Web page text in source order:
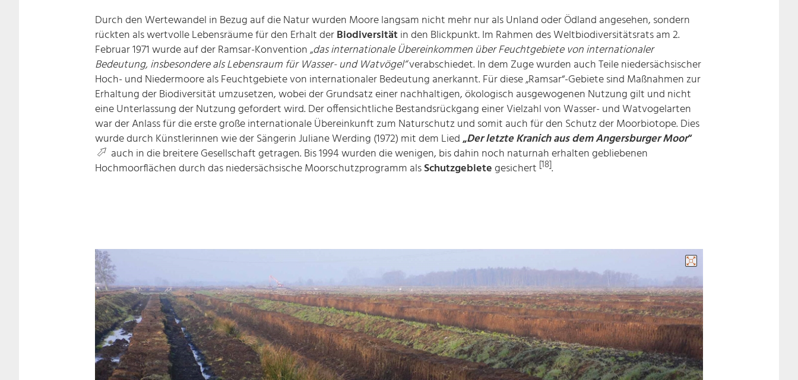
Durch den Wertewandel in Bezug auf die Natur wurden Moore langsam nicht mehr nur als Unland oder Ödland angesehen, sondern
rückten als wertvolle Lebensräume für den Erhalt derBiodiversitätin den Blickpunkt. Im Rahmen des Weltbiodiversitätsrats am 2.
Februar 1971 wurde auf der Ramsar-Konvention „das internationale Übereinkommen über Feuchtgebiete von internationaler
Bedeutung, insbesondere als Lebensraum für Wasser- und Watvögel“verabschiedet. In dem Zuge wurden auch Teile niedersächsischer
Hoch- und Niedermoore als Feuchtgebiete von internationaler Bedeutung anerkannt. Für diese „Ramsar“-Gebiete sind Maßnahmen zur
Erhaltung der Biodiversität umzusetzen, wobei der Grundsatz einer nachhaltigen, ökologisch ausgewogenen Nutzung gilt und nicht
eine Unterlassung der Nutzung gefordert wird. Der offensichtliche Bestandsrückgang einer Vielzahl von Wasser- und Watvogelarten
war der Anlass für die erste große internationale Übereinkunft zum Naturschutz und somit auch für den Schutz der Moorbiotope. Dies
wurde durch Künstlerinnen wie der Sängerin Juliane Werding (1972) mit dem Lied„Der letzte Kranich aus dem Angersburger Moor“
auch in die breitere Gesellschaft getragen. Bis 1994 wurden die wenigen, bis dahin noch naturnah erhalten gebliebenen
Hochmoorflächen durch das niedersächsische Moorschutzprogramm alsSchutzgebietegesichert [18].